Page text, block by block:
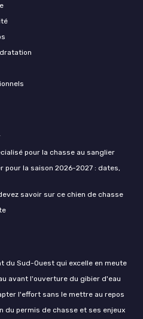
pour la chasse au sanglier
pour la saison 2026-2027 : dates,
savoir sur ce chien de chasse
du Sud-Ouest qui excelle en meute
avant l'ouverture du gibier d'eau
l'effort sans le mettre au repos
du permis de chasse et ses enjeux